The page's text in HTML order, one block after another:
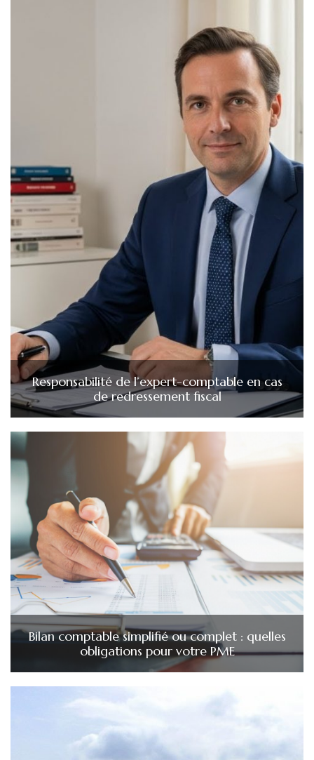
Responsabilité de l’expert-comptable en cas
de redressement fiscal
Bilan comptable simplifié ou complet : quelles
obligations pour votre PME